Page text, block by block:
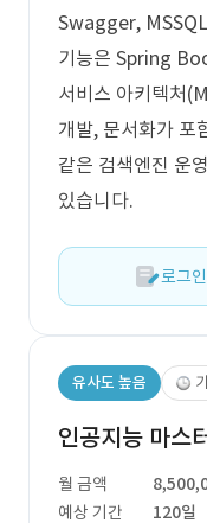
Swagger,
기능은 Spring
서비스 아키텍처
개발, 문서화가
같은 검색엔진 운
있습니다.
로그
유사도 높음
인공지능 마스
월 금액
예상 기간 120일